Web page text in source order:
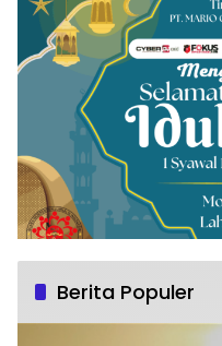
Berita Populer